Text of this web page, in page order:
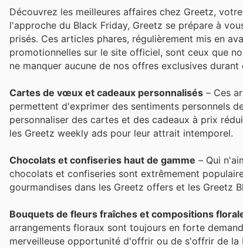
Découvrez les meilleures affaires chez Greetz,
l'approche du Black Friday, Greetz se prépare à
prisés. Ces articles phares, régulièrement mis en
promotionnelles sur le site officiel, sont ceux que
ne manquer aucune de nos offres exclusives
Cartes de vœux et cadeaux personnalisés – Ces
permettent d'exprimer des sentiments personnels
personnaliser des cartes et des cadeaux à prix
les Greetz weekly ads pour leur attrait intemporel.
Chocolats et confiseries haut de gamme – Qui
chocolats et confiseries sont extrêmement
gourmandises dans les Greetz offers et les Greetz
Bouquets de fleurs fraîches et compositions
arrangements floraux sont toujours en forte
merveilleuse opportunité d'offrir ou de s'offrir de la